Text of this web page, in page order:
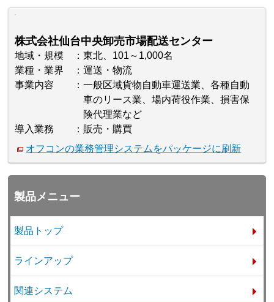
株式会社仙台中央卸売市場配送センター
地域・規模
東北、101～1,000名
業種・業界
運送・物流
事業内容
一般区域貨物自動車運送業、各種自動
車のリース業、場内荷役作業、損害保
険代理業など
導入業務
販売・購買
オフコンの業務管理システムをパッケージに刷新
製品メニュー
製品トップ
ラインアップ
関連システム